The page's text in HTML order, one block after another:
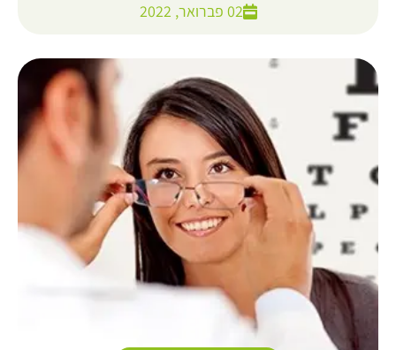
02 פברואר, 2022